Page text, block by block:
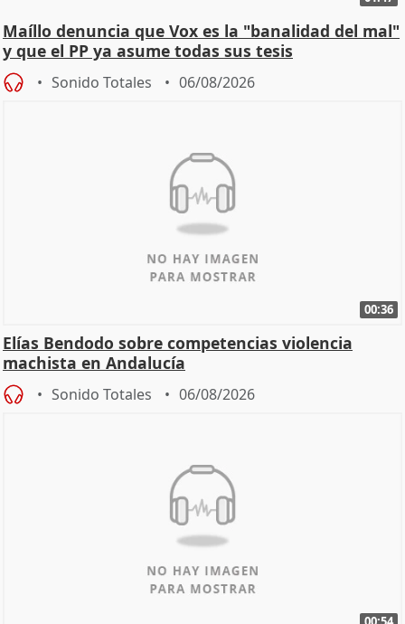
Maíllo denuncia que Vox es la "banalidad del mal"
y que el PP ya asume todas sus tesis
Sonido Totales 06/08/2026
00:36
Elías Bendodo sobre competencias violencia
machista en Andalucía
Sonido Totales 06/08/2026